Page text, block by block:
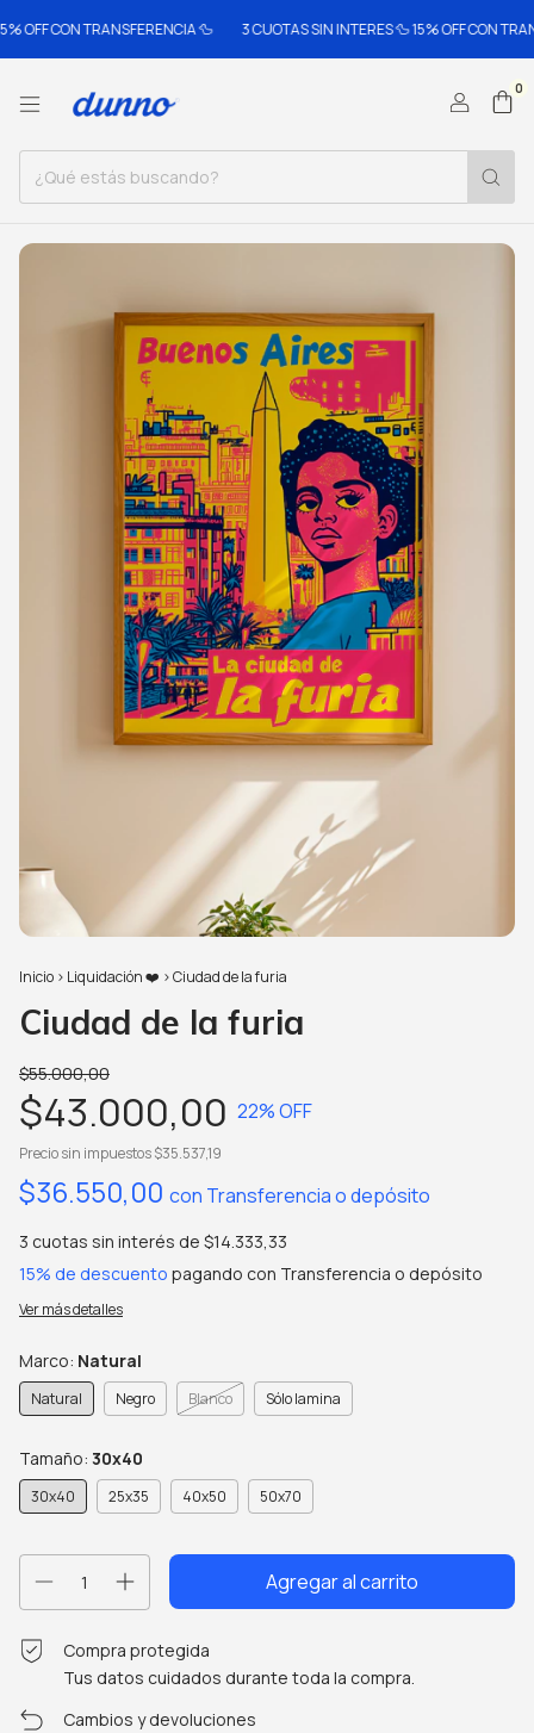
CON TRANSFERENCIA 🦆 3 CUOTAS SIN INTERES 🦆 15% OFF CON
0
Inicio > Liquidación ❤️ >Ciudad de la furia
Ciudad de la furia
$55.000,00
$43.000,00 22% OFF
Precio sin impuestos$35.537,19
$36.550,00 con Transferencia o depósito
3 cuotas sin interés de $14.333,33
15% de descuento pagando con Transferencia o depósito
Ver más detalles
Marco: Natural
Natural Negro Blanco Sólo lamina
Tamaño: 30x40
30x40 25x35 40x50 50x70
Compra protegida
Tus datos cuidados durante toda la compra.
Cambios y devoluciones